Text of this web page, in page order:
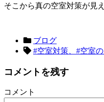
そこから真の空室対策が見
ブログ
#空室対策、#空室
コメントを残す
コメント